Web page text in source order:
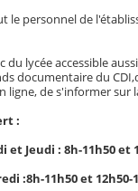
le personnel de
du lycée accessible
documentaire du
ligne, de s'informer
:
et Jeudi : 8h-11h50 et
:8h-11h50 et 12h50-